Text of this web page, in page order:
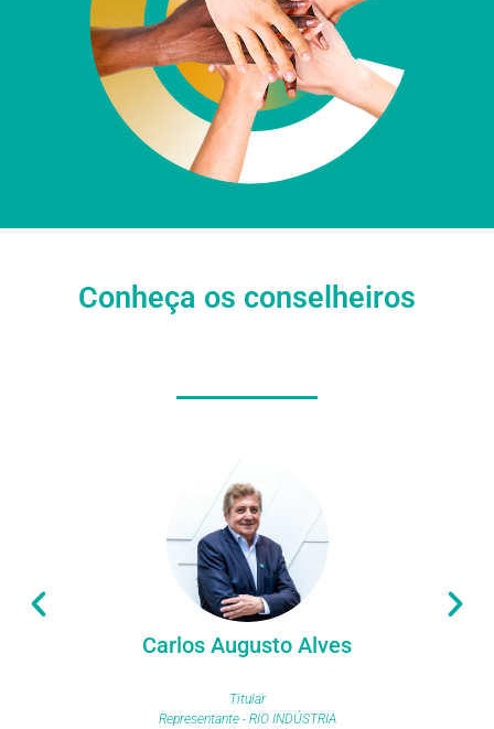
Conheça os conselheiros
Carlos Augusto Alves
Titular
Representante - RIO INDÚSTRIA